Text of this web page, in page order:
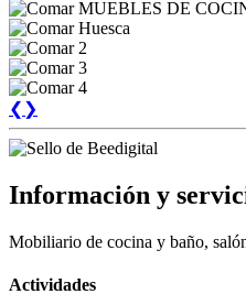
❮ ❯
Información y
Mobiliario de cocina y baño,
Actividades